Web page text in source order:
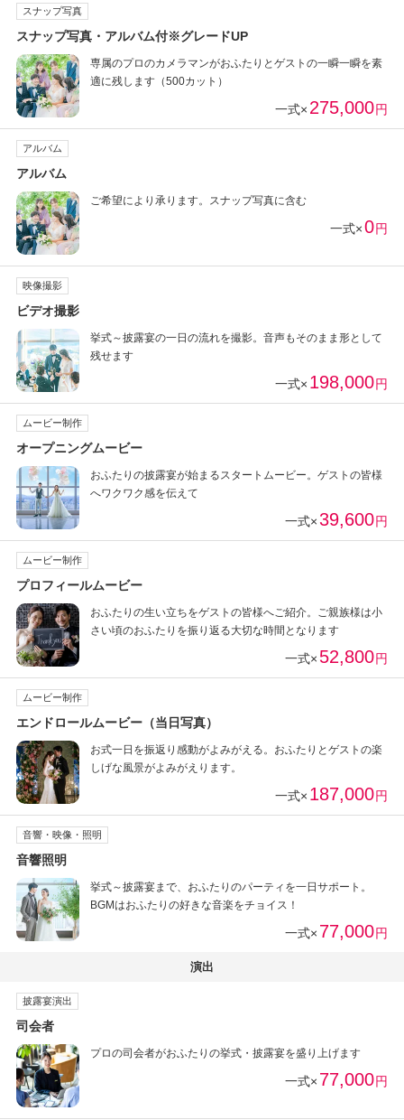
スナップ写真
スナップ写真・アルバム付※グレードUP
専属のプロのカメラマンがおふたりとゲストの一瞬一瞬を素
適に残します（500カット）
一式× 275,000円
アルバム
アルバム
ご希望により承ります。スナップ写真に含む
一式×0円
映像撮影
ビデオ撮影
挙式～披露宴の一日の流れを撮影。音声もそのまま形として
残せます
一式× 198,000円
ムービー制作
オープニングムービー
おふたりの披露宴が始まるスタートムービー。ゲストの皆様
へワクワク感を伝えて
一式×39,600円
ムービー制作
プロフィールムービー
おふたりの生い立ちをゲストの皆様へご紹介。ご親族様は小
さい頃のおふたりを振り返る大切な時間となります
一式× 52,800円
ムービー制作
エンドロールムービー（当日写真）
お式一日を振返り感動がよみがえる。おふたりとゲストの楽
しげな風景がよみがえります。
一式× 187,000円
音響・映像・照明
音響照明
挙式～披露宴まで、おふたりのパーティを一日サポート。
BGMはおふたりの好きな音楽をチョイス！
一式× 77,000円
演出
披露宴演出
司会者
プロの司会者がおふたりの挙式・披露宴を盛り上げます
一式× 77,000円